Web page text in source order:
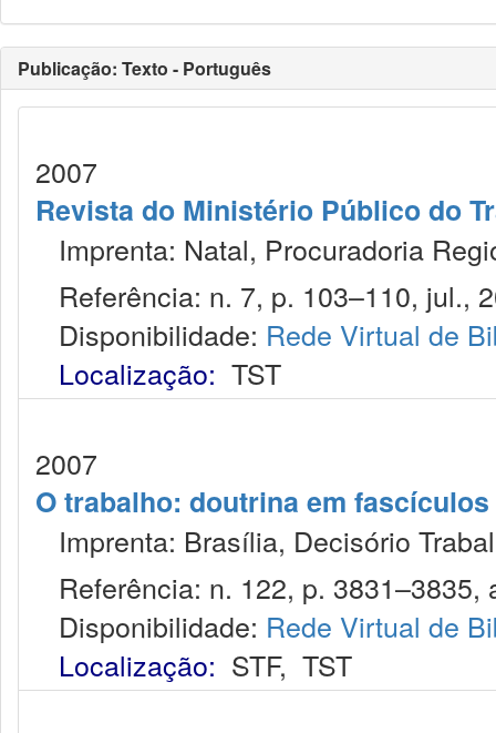
Publicação: Texto - Português
2007
Revista do Ministério Público do
Imprenta: Natal, Procuradoria
Referência: n. 7, p. 103–110, jul.,
Disponibilidade: Rede Virtual de
Localização: TST
2007
O trabalho: doutrina em
Imprenta: Brasília, Decisório
Referência: n. 122, p. 3831–3835,
Disponibilidade: Rede Virtual de
Localização: STF, TST